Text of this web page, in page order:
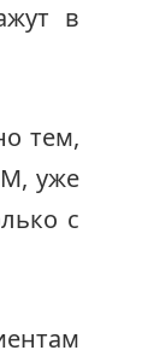
в
тем,
уже
с